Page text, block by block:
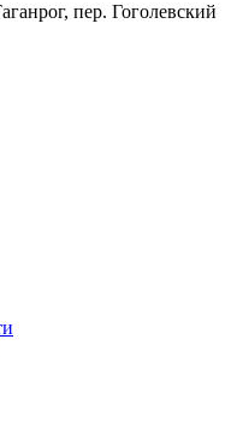
пер. Гоголевский